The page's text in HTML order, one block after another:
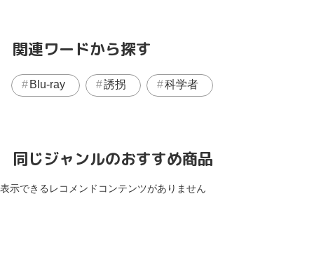
関連ワードから探す
Blu-ray 誘拐 科学者
同じジャンルのおすすめ商品
表示できるレコメンドコンテンツがありません